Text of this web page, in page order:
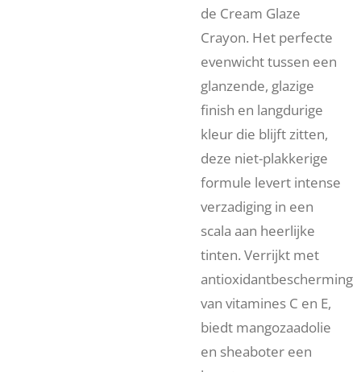
de Cream Glaze
Crayon. Het perfecte
evenwicht tussen een
glanzende, glazige
finish en langdurige
kleur die blijft zitten,
deze niet-plakkerige
formule levert intense
verzadiging in een
scala aan heerlijke
tinten. Verrijkt met
antioxidantbescherming
van vitamines C en E,
biedt mangozaadolie
en sheaboter een